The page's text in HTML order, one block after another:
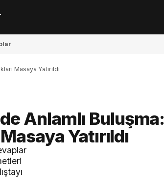
Masaya Yatırıldı
Anlamlı Buluşma:
Yatırıldı